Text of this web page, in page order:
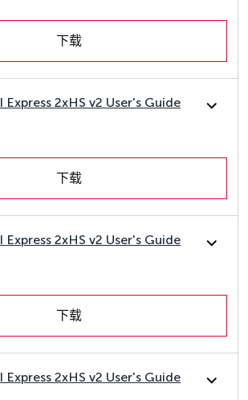
下载
Express 2xHS v2 User's Guide
下载
Express 2xHS v2 User's Guide
下载
Express 2xHS v2 User's Guide